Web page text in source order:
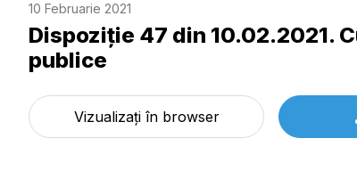
10 Februarie 2021
Dispoziție 47 din 10.02.2021.
publice
Vizualizați în browser